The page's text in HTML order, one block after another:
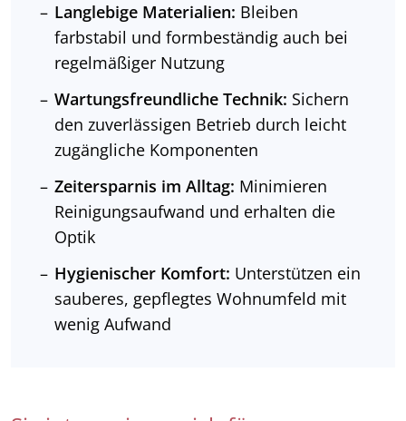
Langlebige Materialien: Bleiben
farbstabil und formbeständig auch bei
regelmäßiger Nutzung
Wartungsfreundliche Technik: Sichern
den zuverlässigen Betrieb durch leicht
zugängliche Komponenten
Zeitersparnis im Alltag: Minimieren
Reinigungsaufwand und erhalten die
Optik
Hygienischer Komfort: Unterstützen ein
sauberes, gepflegtes Wohnumfeld mit
wenig Aufwand